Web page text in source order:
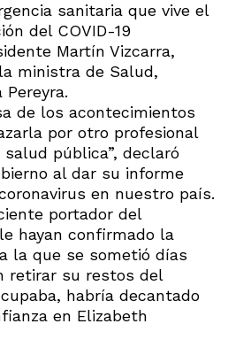
sanitaria que vive el
del COVID-19
Martín Vizcarra,
ministra de Salud,
de los acontecimientos
por otro profesional
pública”, declaró
al dar su informe
en nuestro país.
portador del
hayan confirmado la
la que se sometió días
retirar su restos del
habría decantado
en Elizabeth